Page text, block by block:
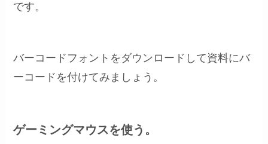
です。
バーコードフォントをダウンロードして資料にバ
ーコードを付けてみましょう。
ゲーミングマウスを使う。